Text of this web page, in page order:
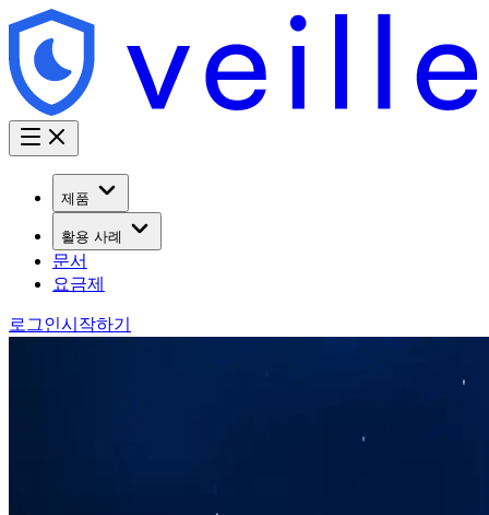
제품
활용 사례
문서
요금제
로그인시작하기